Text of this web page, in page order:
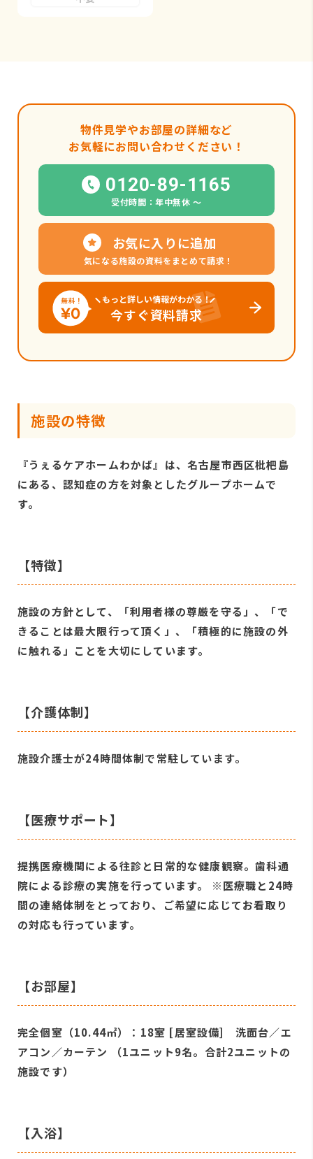
物件見学やお部屋の詳細など
お気軽にお問い合わせください！
0120-89-1165
受付時間：年中無休 〜
お気に入りに追加
気になる施設の資料をまとめて請求！
もっと詳しい情報がわかる！
今すぐ資料請求
施設の特徴
『うぇるケアホームわかば』は、名古屋市西区枇杷島
にある、認知症の方を対象としたグループホームで
す。
【特徴】
施設の方針として、「利用者様の尊厳を守る」、「で
きることは最大限行って頂く」、「積極的に施設の外
に触れる」ことを大切にしています。
【介護体制】
施設介護士が24時間体制で常駐しています。
【医療サポート】
提携医療機関による往診と日常的な健康観察。歯科通
院による診療の実施を行っています。 ※医療職と24時
間の連絡体制をとっており、ご希望に応じてお看取り
の対応も行っています。
【お部屋】
完全個室（10.44㎡）：18室 [居室設備] 洗面台／エ
アコン／カーテン （1ユニット9名。合計2ユニットの
施設です）
【入浴】